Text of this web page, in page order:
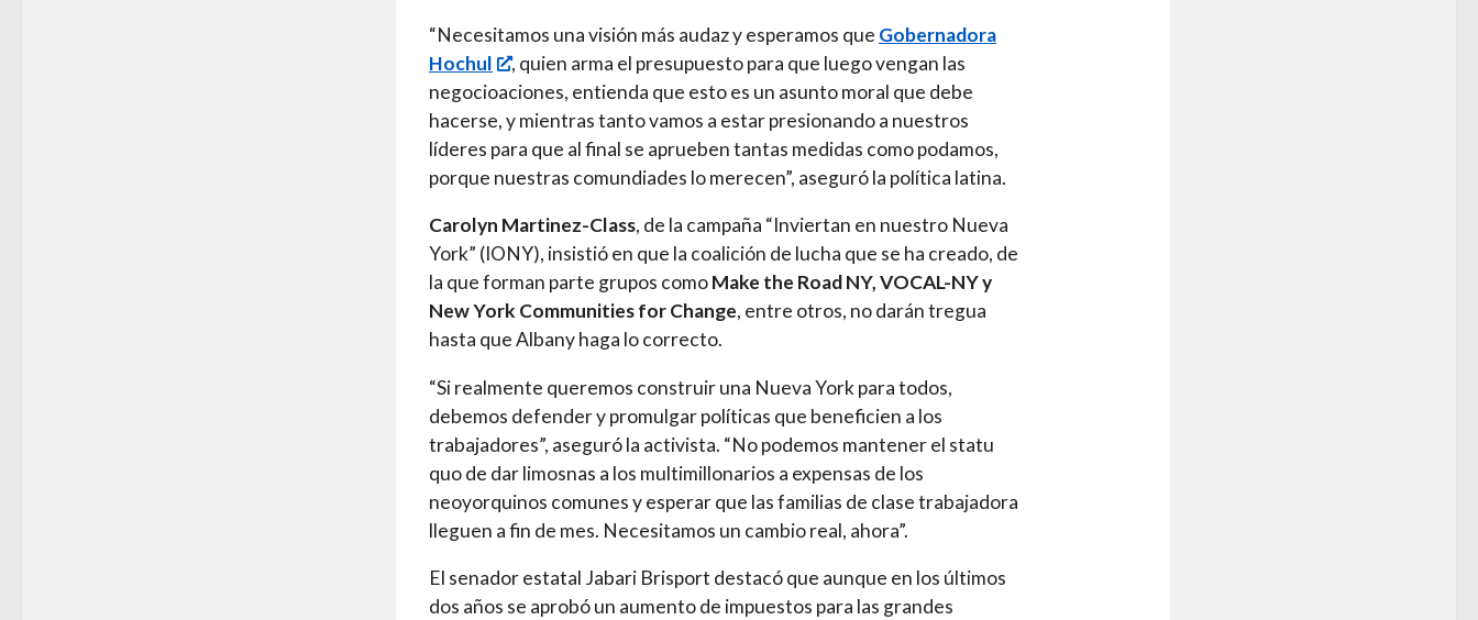
“Necesitamos una visión más audaz y esperamos que Gobernadora
Hochul
, quien arma el presupuesto para que luego vengan las
negocioaciones, entienda que esto es un asunto moral que debe
hacerse, y mientras tanto vamos a estar presionando a nuestros
líderes para que al final se aprueben tantas medidas como podamos,
porque nuestras comundiades lo merecen”, aseguró la política latina.
Carolyn Martinez-Class, de la campaña “Inviertan en nuestro Nueva
York” (IONY), insistió en que la coalición de lucha que se ha creado, de
la que forman parte grupos comoMake the Road NY, VOCAL-NY y
New York Communities for Change, entre otros, no darán tregua
hasta que Albany haga lo correcto.
“Si realmente queremos construir una Nueva York para todos,
debemos defender y promulgar políticas que beneficien a los
trabajadores”, aseguró la activista. “No podemos mantener el statu
quo de dar limosnas a los multimillonarios a expensas de los
neoyorquinos comunes y esperar que las familias de clase trabajadora
lleguen a fin de mes. Necesitamos un cambio real, ahora”.
El senador estatal Jabari Brisport destacó que aunque en los últimos
dos años se aprobó un aumento de impuestos para las grandes